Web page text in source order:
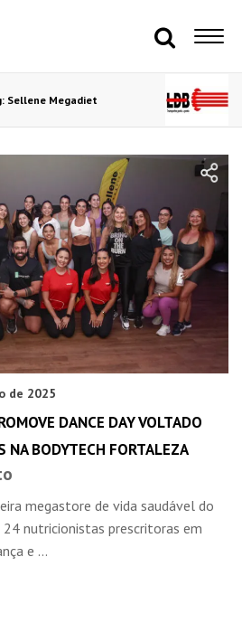
Sellene Megadiet
de 2025
DANCE DAY VOLTADO
NA BODYTECH FORTALEZA
megastore de vida saudável do
nutricionistas prescritoras em
e ...